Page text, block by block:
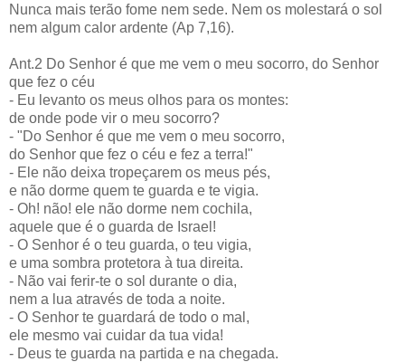
Nunca mais terão fome nem sede. Nem os molestará o sol
nem algum calor ardente (Ap 7,16).
Ant.2 Do Senhor é que me vem o meu socorro, do Senhor
que fez o céu
- Eu levanto os meus olhos para os montes:
de onde pode vir o meu socorro?
- "Do Senhor é que me vem o meu socorro,
do Senhor que fez o céu e fez a terra!"
- Ele não deixa tropeçarem os meus pés,
e não dorme quem te guarda e te vigia.
- Oh! não! ele não dorme nem cochila,
aquele que é o guarda de Israel!
- O Senhor é o teu guarda, o teu vigia,
e uma sombra protetora à tua direita.
- Não vai ferir-te o sol durante o dia,
nem a lua através de toda a noite.
- O Senhor te guardará de todo o mal,
ele mesmo vai cuidar da tua vida!
- Deus te guarda na partida e na chegada.